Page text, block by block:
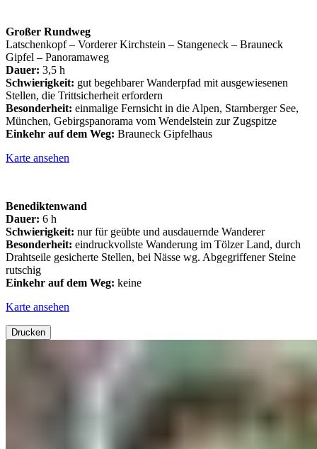
Großer Rundweg
Latschenkopf – Vorderer Kirchstein – Stangeneck – Brauneck
Gipfel – Panoramaweg
Dauer: 3,5 h
Schwierigkeit: gut begehbarer Wanderpfad mit ausgewiesenen
Stellen, die Trittsicherheit erfordern
Besonderheit: einmalige Fernsicht in die Alpen, Starnberger See,
München, Gebirgspanorama vom Wendelstein zur Zugspitze
Einkehr auf dem Weg: Brauneck Gipfelhaus
Karte ansehen
Benediktenwand
Dauer: 6 h
Schwierigkeit: nur für geübte und ausdauernde Wanderer
Besonderheit: eindruckvollste Wanderung im Tölzer Land, durch
Drahtseile gesicherte Stellen, bei Nässe wg. Abgegriffener Steine
rutschig
Einkehr auf dem Weg: keine
Karte ansehen
Drucken